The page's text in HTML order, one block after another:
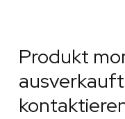
Produkt